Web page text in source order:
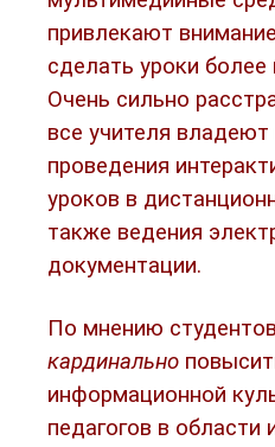
привлекают
сделать уроки
Очень сильно
все учителя
проведения
уроков в
также ведения
документации.
По мнению
кардинально
информационной
педагогов в области